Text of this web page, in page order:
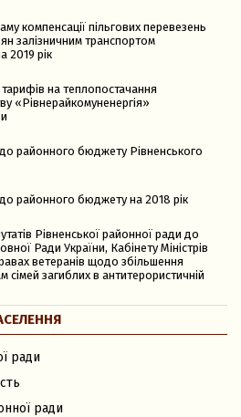
компенсації пільгових перевезень
залізничним транспортом
2019 рік
на теплопостачання
«Рівнерайкомуненергія»
районного бюджету Рівненського
районного бюджету на 2018 рік
Рівненської районної ради до
Ради України, Кабінету Міністрів
ветеранів щодо збільшення
сімей загиблих в антитерористичній
ради
ради